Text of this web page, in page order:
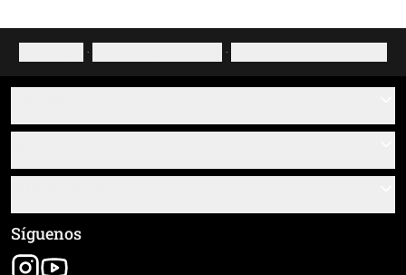
· ·
Sobre nosotros
Resumen de materiales
Seguimiento de envío
Términos y condiciones generales (CGC)
Aviso legal
Síguenos